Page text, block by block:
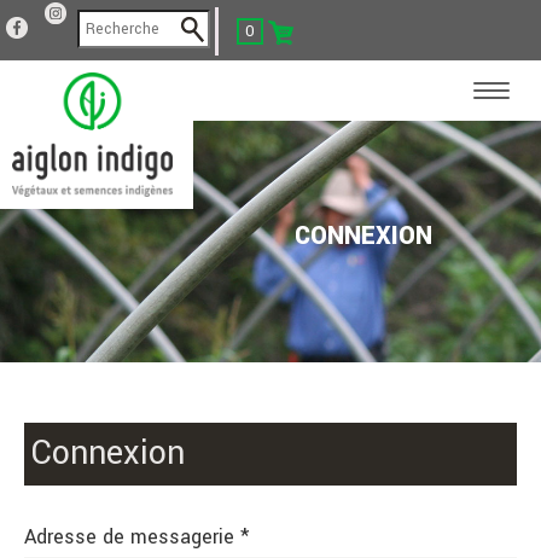
0
CONNEXION
Connexion
Adresse de messagerie *